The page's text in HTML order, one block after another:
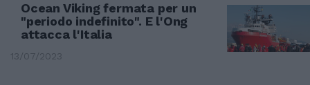
Ocean Viking fermata per un
"periodo indefinito". E l'Ong
attacca l'Italia
13/07/2023